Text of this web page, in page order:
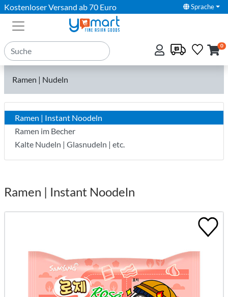
Kostenloser Versand ab 70 Euro Sprache
0
Ramen | Nudeln
Ramen | Instant Noodeln
Ramen im Becher
Kalte Nudeln | Glasnudeln | etc.
Ramen | Instant Noodeln